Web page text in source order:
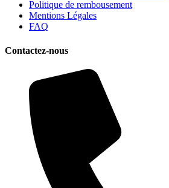
Politique de rembousement
Mentions Légales
FAQ
Contactez-nous